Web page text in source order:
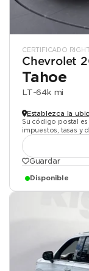
CERTIFICADO
Chevrolet
Tahoe
LT-64k mi
Establezca la
Su código postal es
impuestos, tasas y
Guardar
Disponible